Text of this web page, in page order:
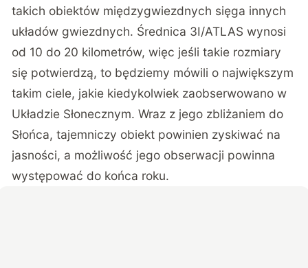
takich obiektów międzygwiezdnych sięga innych
układów gwiezdnych. Średnica 3I/ATLAS wynosi
od 10 do 20 kilometrów, więc jeśli takie rozmiary
się potwierdzą, to będziemy mówili o największym
takim ciele, jakie kiedykolwiek zaobserwowano w
Układzie Słonecznym. Wraz z jego zbliżaniem do
Słońca, tajemniczy obiekt powinien zyskiwać na
jasności, a możliwość jego obserwacji powinna
występować do końca roku.